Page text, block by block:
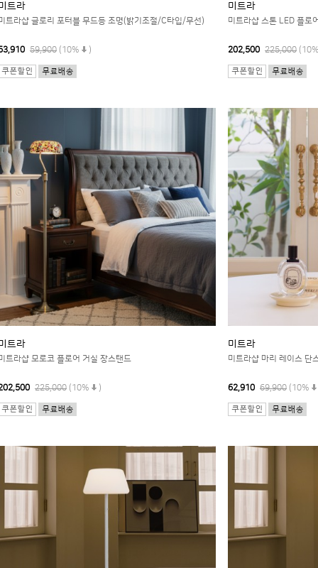
트라
트라샵 글로리 포터블 무드등 조명(밝기조절/C타입/무선)
59,900 (10% )
미트라
미트라샵 스톤 LED 플로
202,500 225,000
트라
트라샵 모로코 플로어 거실 장스탠드
225,000 (10% )
미트라
미트라샵 마리 레이스 단
62,910 69,900 (10%